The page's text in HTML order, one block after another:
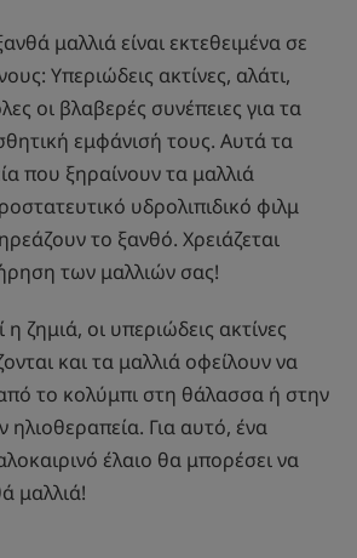
μαλλιά είναι εκτεθειμένα σε
Υπεριώδεις ακτίνες, αλάτι,
οι βλαβερές συνέπειες για τα
εμφάνισή τους. Αυτά τα
που ξηραίνουν τα μαλλιά
υδρολιπιδικό φιλμ
το ξανθό. Χρειάζεται
των μαλλιών σας!
η ζημιά, οι υπεριώδεις ακτίνες
και τα μαλλιά οφείλουν να
το κολύμπι στη θάλασσα ή στην
ηλιοθεραπεία. Για αυτό, ένα
έλαιο θα μπορέσει να
μαλλιά!